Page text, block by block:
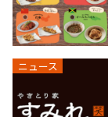
ニュース